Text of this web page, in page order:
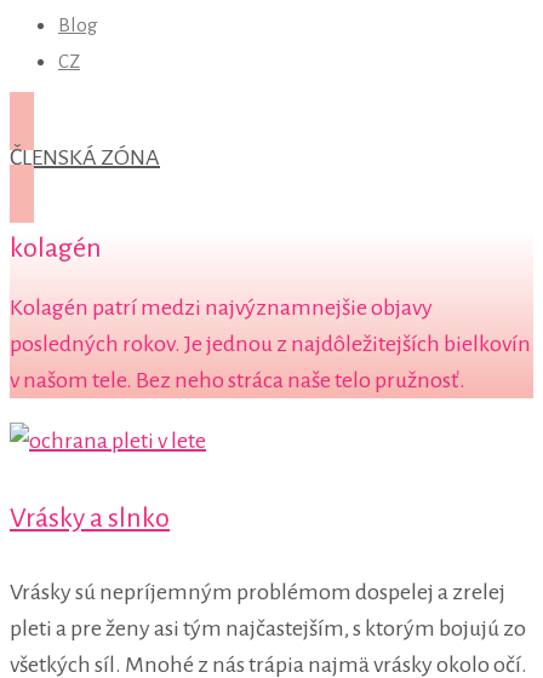
Blog
CZ
ČLENSKÁ ZÓNA
kolagén
Kolagén patrí medzi najvýznamnejšie objavy
posledných rokov. Je jednou z najdôležitejších bielkovín
v našom tele. Bez neho stráca naše telo pružnosť.
Vrásky a slnko
Vrásky sú nepríjemným problémom dospelej a zrelej
pleti a pre ženy asi tým najčastejším, s ktorým bojujú zo
všetkých síl. Mnohé z nás trápia najmä vrásky okolo očí.